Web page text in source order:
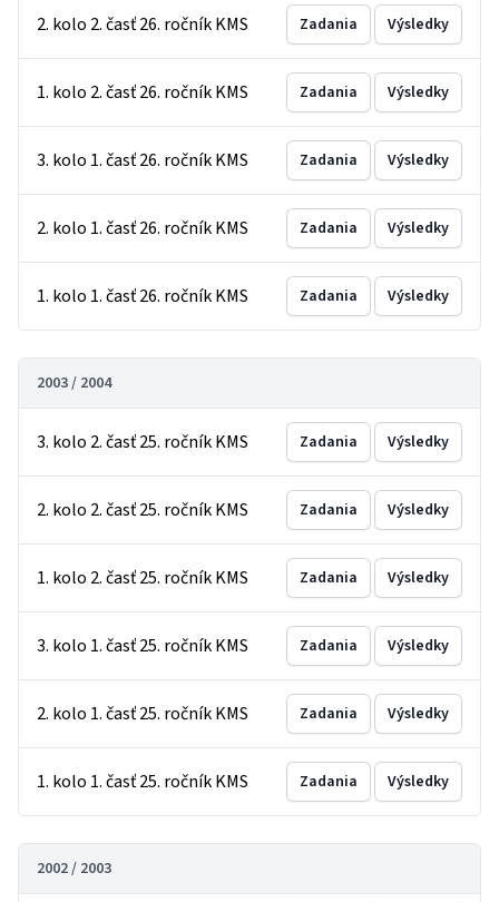
2. kolo 2. časť 26. ročník KMS Zadania Výsledky
1. kolo 2. časť 26. ročník KMS Zadania Výsledky
3. kolo 1. časť 26. ročník KMS Zadania Výsledky
2. kolo 1. časť 26. ročník KMS Zadania Výsledky
1. kolo 1. časť 26. ročník KMS Zadania Výsledky
2003 / 2004
3. kolo 2. časť 25. ročník KMS Zadania Výsledky
2. kolo 2. časť 25. ročník KMS Zadania Výsledky
1. kolo 2. časť 25. ročník KMS Zadania Výsledky
3. kolo 1. časť 25. ročník KMS Zadania Výsledky
2. kolo 1. časť 25. ročník KMS Zadania Výsledky
1. kolo 1. časť 25. ročník KMS Zadania Výsledky
2002 / 2003